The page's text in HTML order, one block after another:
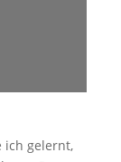
ich gelernt,